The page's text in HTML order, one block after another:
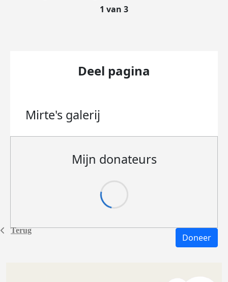
Terug
1 van 3
Deel pagina
Mirte's galerij
Mijn donateurs
Doneer